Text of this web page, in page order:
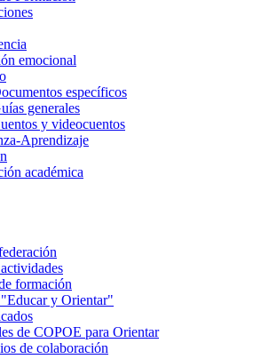
emocional
específicos
generales
y videocuentos
Aprendizaje
académica
formación
y Orientar"
de COPOE para Orientar
de colaboración